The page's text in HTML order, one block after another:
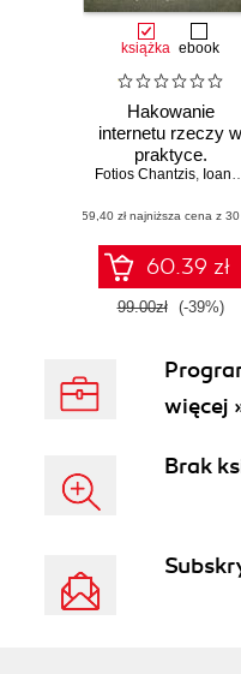
książka ebook
Hakowanie
internetu rzeczy w
praktyce.
Przewodnik po
metodach
atakowania IoT
Fotios Chantzis, Ioannis Stais
(59,40 zł najniższa cena z
60.39 zł
99.00zł (-39%)
więcej
Brak